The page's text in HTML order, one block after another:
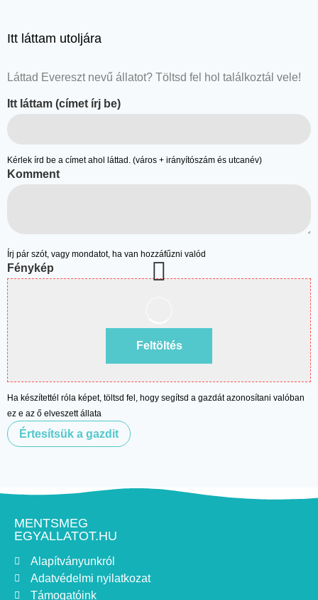
Itt láttam utoljára
Láttad Evereszt nevű állatot? Töltsd fel hol találkoztál vele!
Itt láttam (címet írj be)
Kérlek írd be a címet ahol láttad. (város + irányítószám és utcanév)
Komment
Írj pár szót, vagy mondatot, ha van hozzáfűzni valód
Fénykép
Feltöltés
Ha készítettél róla képet, töltsd fel, hogy segítsd a gazdát azonosítani valóban
ez e az ő elveszett állata
Értesítsük a gazdit
MENTSMEG
EGYALLATOT.HU
Alapítványunkról
Adatvédelmi nyilatkozat
Támogatóink